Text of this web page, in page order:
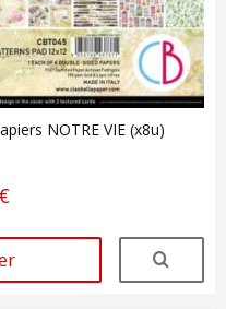
NOTRE VIE (x8u)